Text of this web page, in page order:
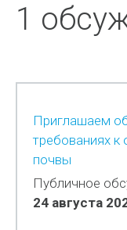
1
Приглашаем
требованиях к
почвы
Публичное
24 августа